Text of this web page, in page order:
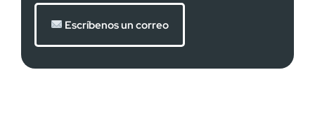
Escríbenos un correo